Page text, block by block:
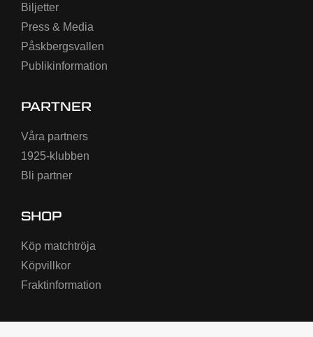
Biljetter
Press & Media
Påskbergsvallen
Publikinformation
PARTNER
Våra partners
1925-klubben
Bli partner
SHOP
Köp matchtröja
Köpvillkor
Fraktinformation